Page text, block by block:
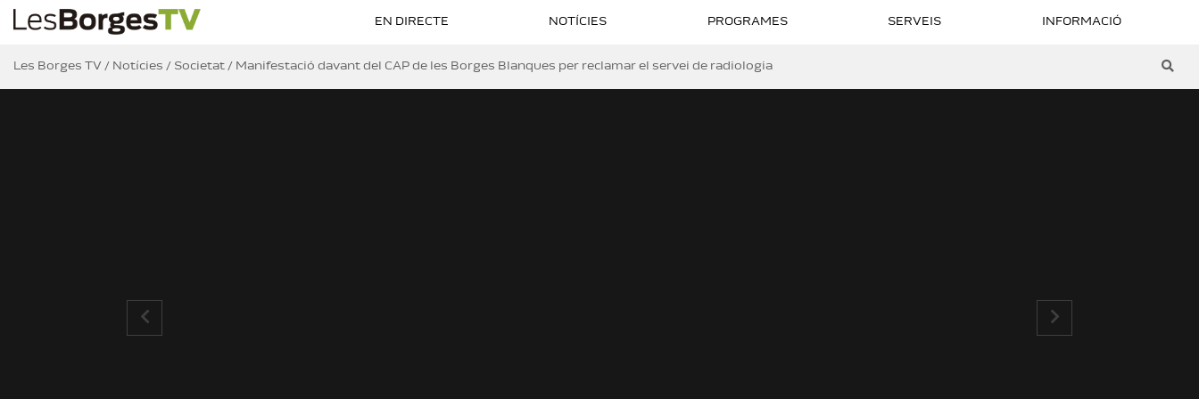
EN DIRECTE NOTÍCIES PROGRAMES SERVEIS INFORMACIÓ
Les Borges TV / Notícies / Societat / Manifestació davant del CAP de les Borges Blanques per reclamar el servei de radiologia